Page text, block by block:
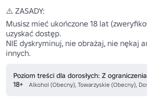
⚠️ ZASADY:
Musisz mieć ukończone 18 lat
uzyskać dostęp.
NIE dyskryminuj, nie obrażaj, nie nękaj
innych.
Poziom treści dla dorosłych: Z
18+
Alkohol (Obecny), Towarzyskie (Obecny),